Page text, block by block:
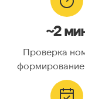
Оператор связи:
Национальный
Код страны:
ГЕОЛОКАЦИЯ
~2
Проверка
формирование